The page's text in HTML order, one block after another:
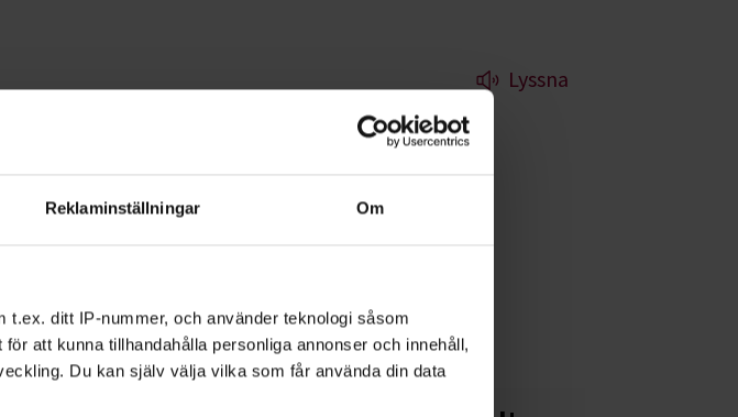
Reklaminställningar Om
t.ex. ditt IP-nummer, och använder teknologi såsom
att kunna tillhandahålla personliga annonser och innehåll,
Du kan själv välja vilka som får använda din data
Lyssna
- Västmanland
Sommaren på havet är
och sjövägsregler. Kanske behöver
om du